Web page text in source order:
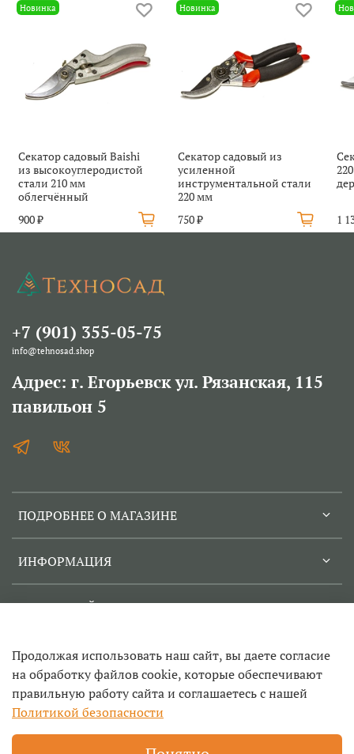
Новинка
Секатор садовый Baishi
из высокоуглеродистой
стали 210 мм
облегчённый
900 ₽
Новинка
Секатор садовый из
усиленной
инструментальной стали
220 мм
750 ₽
1
ПОДРОБНЕЕ О МАГАЗИНЕ
ИНФОРМАЦИЯ
СЕРВИСНЫЙ ЦЕНТР
+7 (901) 355-05-75
info@tehnosad.shop
Адрес: г. Егорьевск ул. Рязанская, 115
павильон 5
© 2022-2026
Егорьевске, заточка цепей, продажа инструмента и запчастей
Продолжая использовать наш сайт, вы даете согласие
на обработку файлов cookie, которые обеспечивают
правильную работу сайта и соглашаетесь с нашей
Политикой безопасности